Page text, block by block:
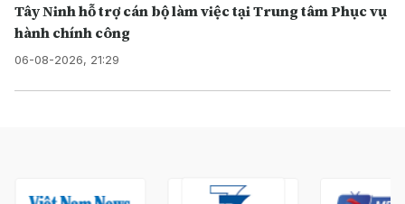
Tây Ninh hỗ trợ cán bộ làm việc tại Trung tâm Phục vụ
hành chính công
06-08-2026, 21:29